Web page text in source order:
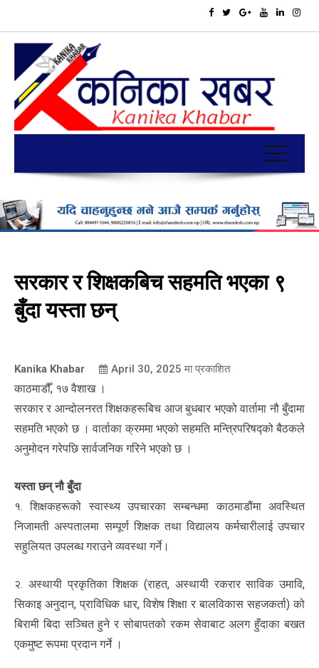
सरकार र शिक्षकबिच सहमति भएका ९
बुँदा यस्ता छन्
Kanika Khabar April 30, 2025 मा प्रकाशित
काठमाडौँ, १७ वैशाख ।
सरकार र आन्दोलनरत शिक्षकहरूबिच आज बुधबार भएको वार्तामा नौ बुँदामा
सहमति भएको छ । वार्ताका क्रममा भएको सहमति मन्त्रिपरिषद्को बैठकले
अनुमोदन गरेपछि सार्वजनिक गरिने भएको छ ।
यस्ता छन् नौ बुँदा
१. शिक्षकहरूको स्वास्थ्य उपचारका सम्बन्धमा काठमाडौंमा अवस्थित
निजामती अस्पतालमा सम्पूर्ण शिक्षक तथा विद्यालय कर्मचारीलाई उपचार
सहुलियत उपलब्ध गराउने व्यवस्था गर्ने।
२. अस्थायी प्रकृतिका शिक्षक (राहत, अस्थायी रकरार साविक उमावि,
सिकाइ अनुदान, प्राविधिक धार, विशेष शिक्षा र बालविकास सहजकर्ता) को
बिरामी बिदा सञ्चित हुने र सोबापतको रकम सेवाबाट अलग हुँदाका बखत
एकमुष्ट रूपमा प्रदान गर्ने ।